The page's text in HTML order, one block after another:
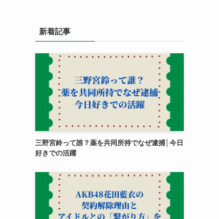
新着記事
三野宮鈴って誰？薬を共同所持でなぜ逮捕│今日
好きでの活躍